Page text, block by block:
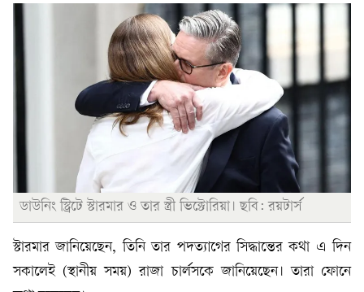
ডাউনিং স্ট্রিটে স্টারমার ও তার স্ত্রী ভিক্টোরিয়া। ছবি: রয়টার্স
স্টারমার জানিয়েছেন, তিনি তার পদত্যাগের সিদ্ধান্তের কথা এ দিন
সকালেই (স্থানীয় সময়) রাজা চার্লসকে জানিয়েছেন। তারা ফোনে